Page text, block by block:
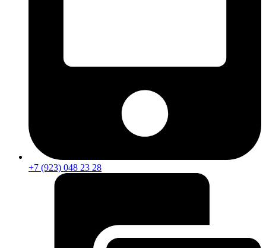
+7 (923) 048 23 28